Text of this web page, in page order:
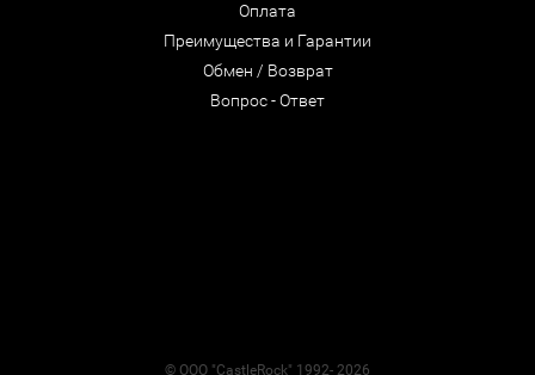
Оплата
Преимущества и Гарантии
Обмен / Возврат
Вопрос - Ответ
© ООО "CastleRock" 1992- 2026